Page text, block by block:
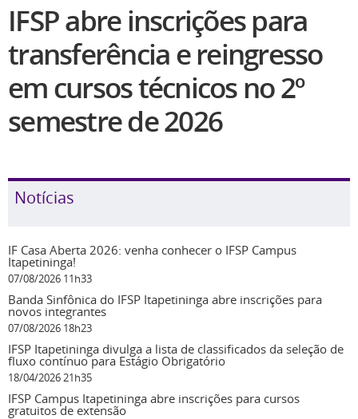
IFSP abre inscrições para
transferência e reingresso
em cursos técnicos no 2º
semestre de 2026
Notícias
IF Casa Aberta 2026: venha conhecer o IFSP Campus
Itapetininga!
07/08/2026 11h33
Banda Sinfônica do IFSP Itapetininga abre inscrições para
novos integrantes
07/08/2026 18h23
IFSP Itapetininga divulga a lista de classificados da seleção de
fluxo contínuo para Estágio Obrigatório
18/04/2026 21h35
IFSP Campus Itapetininga abre inscrições para cursos
gratuitos de extensão